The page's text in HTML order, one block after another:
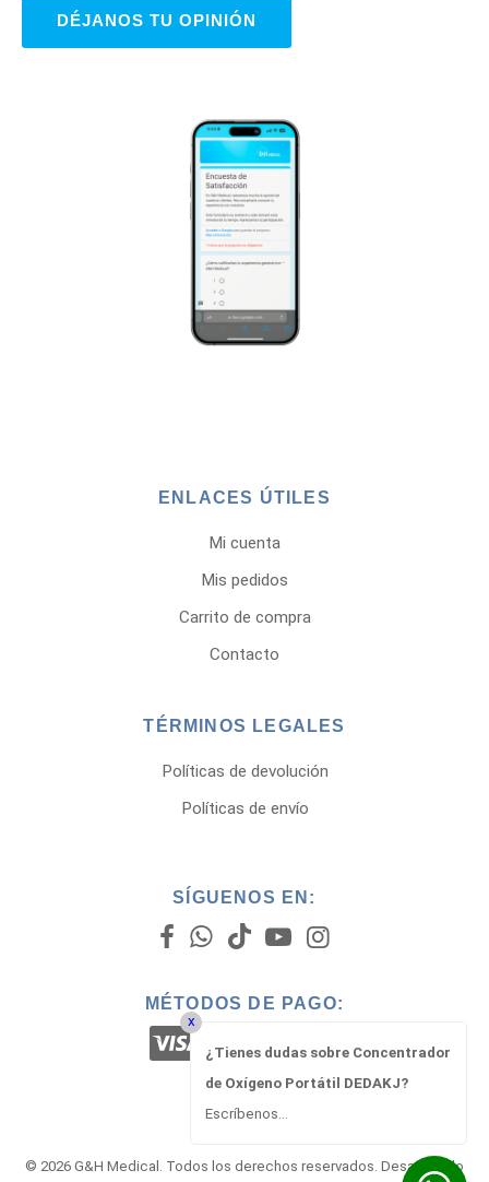
DÉJANOS TU OPINIÓN
ENLACES ÚTILES
Mi cuenta
Mis pedidos
Carrito de compra
Contacto
TÉRMINOS LEGALES
Políticas de devolución
Políticas de envío
SÍGUENOS EN:
MÉTODOS DE PAGO:
© 2026 G&H Medical. Todos los derechos reservados. Desarrollado
x
¿Tienes dudas sobre Concentrador
de Oxígeno Portátil DEDAKJ?
Escríbenos...